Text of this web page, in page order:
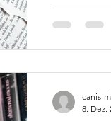
während
Gabriel
canis-
8. Dez.